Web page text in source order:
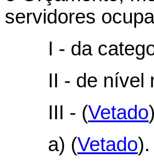
servidores
I - da
II - de nível
III - (Vetado
a) (Vetado).